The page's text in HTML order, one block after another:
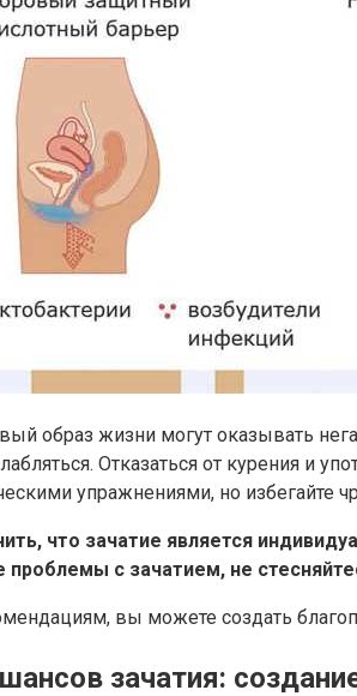
образ жизни могут оказывать
Отказаться от курения и
упражнениями, но избегайте
что зачатие является
проблемы с зачатием, не
вы можете создать
зачатия: